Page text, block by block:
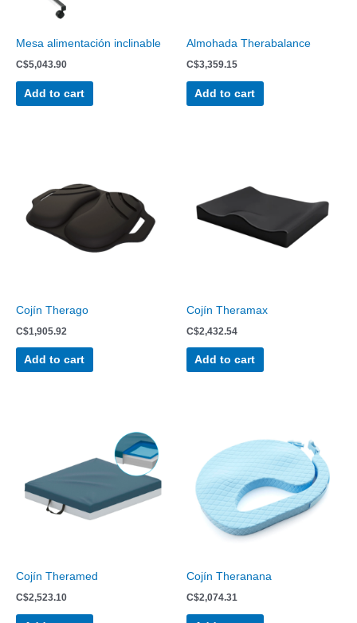
Mesa alimentación inclinable
C$5,043.90
Add to cart
Almohada Therabalance
C$3,359.15
Add to cart
Cojín Therago
C$1,905.92
Add to cart
Cojín Theramax
C$2,432.54
Add to cart
Cojín Theramed
C$2,523.10
Cojín Theranana
C$2,074.31